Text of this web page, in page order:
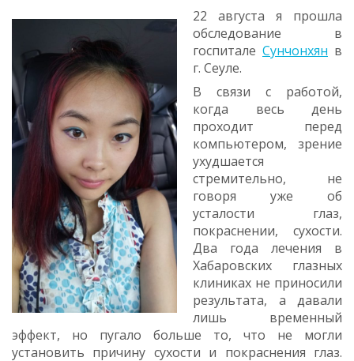
22 августа я прошла
обследование в
госпитале Сунчонхян в
г. Сеуле.
В связи с работой,
когда весь день
проходит перед
компьютером, зрение
ухудшается
стремительно, не
говоря уже об
усталости глаз,
покраснении, сухости.
Два года лечения в
Хабаровских глазных
клиниках не приносили
результата, а давали
лишь временный
эффект, но пугало больше то, что не могли
установить причину сухости и покраснения глаз.